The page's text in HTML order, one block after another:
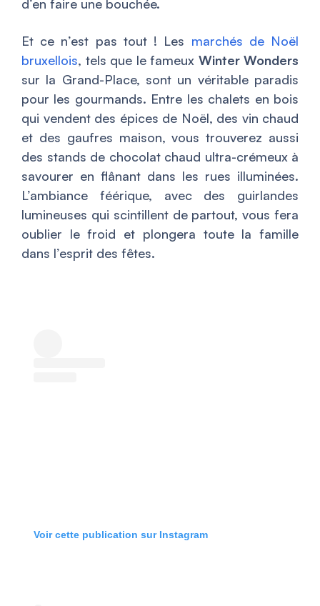
d’en faire une bouchée.
Et ce n’est pas tout ! Les marchés de Noël
bruxellois, tels que le fameux Winter Wonders
sur la Grand-Place, sont un véritable paradis
pour les gourmands. Entre les chalets en bois
qui vendent des épices de Noël, des vin chaud
et des gaufres maison, vous trouverez aussi
des stands de chocolat chaud ultra-crémeux à
savourer en flânant dans les rues illuminées.
L’ambiance féérique, avec des guirlandes
lumineuses qui scintillent de partout, vous fera
oublier le froid et plongera toute la famille
dans l’esprit des fêtes.
Voir cette publication sur Instagram